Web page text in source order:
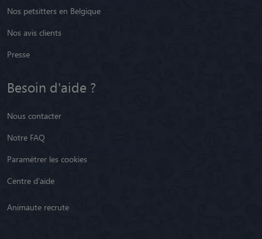
Nos petsitters en Belgique
Nos avis clients
Presse
Besoin d'aide ?
Nous contacter
Notre FAQ
Paramétrer les cookies
Centre d'aide
Animaute recrute